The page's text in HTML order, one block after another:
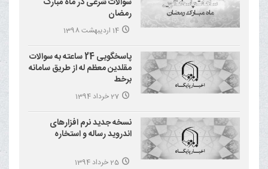
رمضان
14 اردیبهشت 1398
پاسخگویی 24 ساعته به سوالات
مقلدین معظم له از طریق سامانه
برخط
27 خرداد 1394
نسخه جدید نرم افزارهای
اندروید رساله و استخاره
25 خرداد 1394